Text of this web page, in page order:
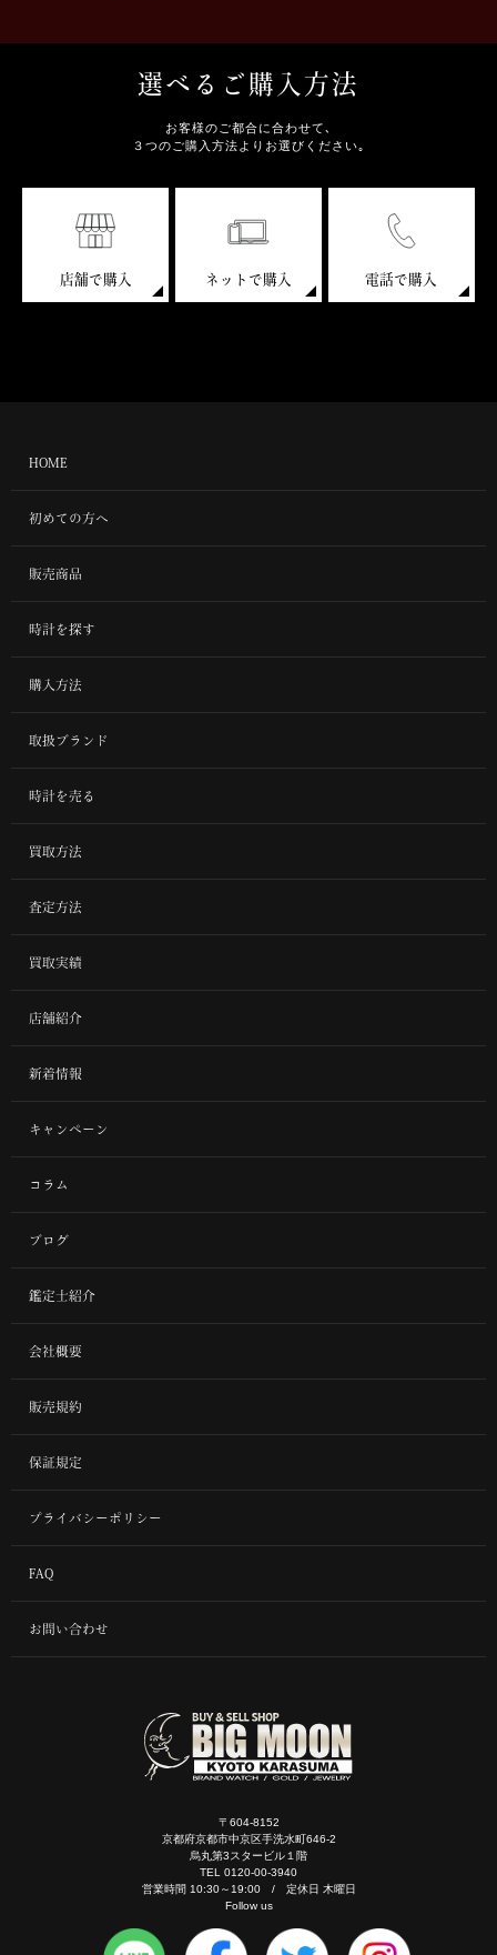
選べるご購入方法
お客様のご都合に合わせて､
３つのご購入方法よりお選びください｡
店舗で購入 ネットで購入 電話で購入
HOME
初めての方へ
販売商品
時計を探す
購入方法
取扱ブランド
時計を売る
買取方法
査定方法
買取実績
店舗紹介
新着情報
キャンペーン
コラム
ブログ
鑑定士紹介
会社概要
販売規約
保証規定
プライバシーポリシー
FAQ
お問い合わせ
〒604-8152
京都府京都市中京区手洗水町646-2
烏丸第3スタービル１階
TEL 0120-00-3940
営業時間 10:30～19:00 / 定休日 木曜日
Follow us